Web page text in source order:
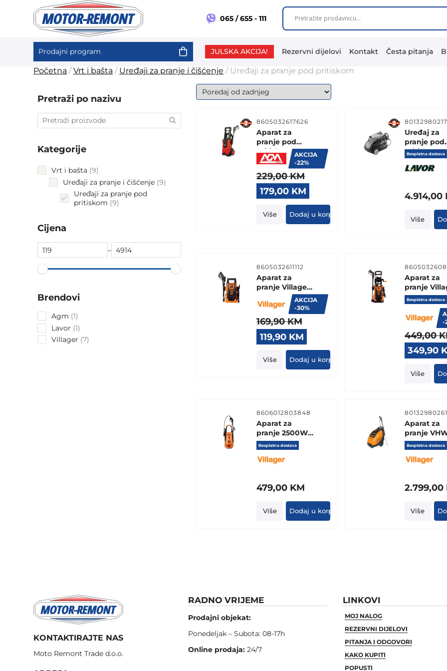
065 / 655 - 111
Prodajni program JULSKA AKCIJA! Rezervni dijelovi Kontakt Česta pitanja
Početna /Vrt i bašta / Uređaji za pranje i čišćenje / Uređaji za pranje pod pritiskom
Pretraži po nazivu
Kategorije
Vrt i bašta 99
products
Uređaji za pranje i čišćenje 99
Uređaji za pranje pod
pritiskom 99
Cijena
–
Brendovi
Agm 11
product
Lavor 11
product
Villager 77
8605032617626
Aparat za
pranje pod
pritiskom AGM
AHW 9020
AKCIJA
-22%
229,00KM
Original
price
was:
229,00 KM.
179,00 KM
price
is:
179,00 KM.
Više Dodaj u korpu
Uređaj za
pranje pod
pritiskom
TEKNA 2015
Besplatna dostava
4.914,00
Više
8605032611112
Aparat za
pranje Villager
AKCIJA
-30%
169,90KM
Original
price
was:
169,90 KM.
119,90 KM
price
is:
119,90 KM.
Više Dodaj u korpu
Aparat za
pranje
VHW-120
Besplatna dostava
-
449,00
Original
price
was:
449,00
349,90
Više
8606012803848
Aparat za
pranje 2500W
VHW-130
Besplatna dostava
479,00 KM
Više Dodaj u korpu
Aparat za
pranje
150H
Besplatna dostava
2.799,00
Više
KONTAKTIRAJTE NAS
Moto Remont Trade d.o.o.
RADNO VRIJEME
Prodajni objekat:
Ponedeljak – Subota: 08-17h
Online prodaja: 24/7
LINKOVI
MOJ NALOG
REZERVNI DIJELOVI
PITANJA I ODGOVORI
KAKO KUPITI
POPUSTI